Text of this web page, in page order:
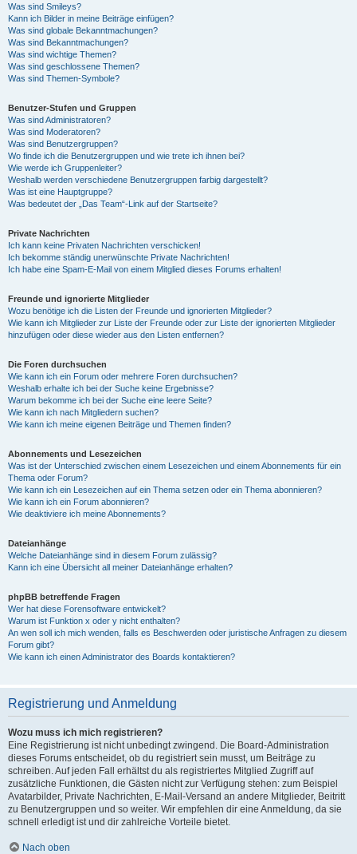
Was sind Smileys?
Kann ich Bilder in meine Beiträge einfügen?
Was sind globale Bekanntmachungen?
Was sind Bekanntmachungen?
Was sind wichtige Themen?
Was sind geschlossene Themen?
Was sind Themen-Symbole?
Benutzer-Stufen und Gruppen
Was sind Administratoren?
Was sind Moderatoren?
Was sind Benutzergruppen?
Wo finde ich die Benutzergruppen und wie trete ich ihnen bei?
Wie werde ich Gruppenleiter?
Weshalb werden verschiedene Benutzergruppen farbig dargestellt?
Was ist eine Hauptgruppe?
Was bedeutet der „Das Team“-Link auf der Startseite?
Private Nachrichten
Ich kann keine Privaten Nachrichten verschicken!
Ich bekomme ständig unerwünschte Private Nachrichten!
Ich habe eine Spam-E-Mail von einem Mitglied dieses Forums erhalten!
Freunde und ignorierte Mitglieder
Wozu benötige ich die Listen der Freunde und ignorierten Mitglieder?
Wie kann ich Mitglieder zur Liste der Freunde oder zur Liste der ignorierten Mitglieder
hinzufügen oder diese wieder aus den Listen entfernen?
Die Foren durchsuchen
Wie kann ich ein Forum oder mehrere Foren durchsuchen?
Weshalb erhalte ich bei der Suche keine Ergebnisse?
Warum bekomme ich bei der Suche eine leere Seite?
Wie kann ich nach Mitgliedern suchen?
Wie kann ich meine eigenen Beiträge und Themen finden?
Abonnements und Lesezeichen
Was ist der Unterschied zwischen einem Lesezeichen und einem Abonnements für ein
Thema oder Forum?
Wie kann ich ein Lesezeichen auf ein Thema setzen oder ein Thema abonnieren?
Wie kann ich ein Forum abonnieren?
Wie deaktiviere ich meine Abonnements?
Dateianhänge
Welche Dateianhänge sind in diesem Forum zulässig?
Kann ich eine Übersicht all meiner Dateianhänge erhalten?
phpBB betreffende Fragen
Wer hat diese Forensoftware entwickelt?
Warum ist Funktion x oder y nicht enthalten?
An wen soll ich mich wenden, falls es Beschwerden oder juristische Anfragen zu diesem
Forum gibt?
Wie kann ich einen Administrator des Boards kontaktieren?
Registrierung und Anmeldung
Wozu muss ich mich registrieren?
Eine Registrierung ist nicht unbedingt zwingend. Die Board-Administration
dieses Forums entscheidet, ob du registriert sein musst, um Beiträge zu
schreiben. Auf jeden Fall erhältst du als registriertes Mitglied Zugriff auf
zusätzliche Funktionen, die Gästen nicht zur Verfügung stehen: zum Beispiel
Avatarbilder, Private Nachrichten, E-Mail-Versand an andere Mitglieder, Beitritt
zu Benutzergruppen und so weiter. Wir empfehlen dir eine Anmeldung, da sie
schnell erledigt ist und dir zahlreiche Vorteile bietet.
Nach oben